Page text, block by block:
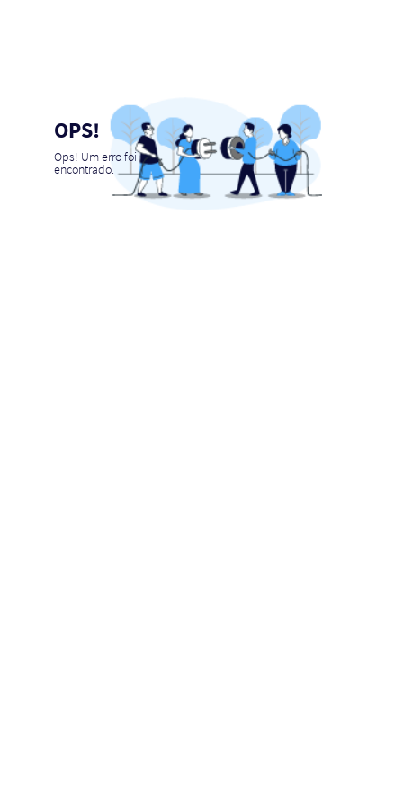
OPS!
Ops! Um erro foi
encontrado.